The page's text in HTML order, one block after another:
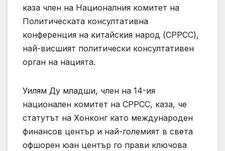
каза член на Националния комитет на
Политическата консултативна
конференция на китайския народ (CPPCC),
най-висшият политически консултативен
орган на нацията.
Уилям Ду младши, член на 14-ия
национален комитет на CPPCC, каза, че
статутът на Хонконг като международен
финансов център и най-големият в света
офшорен юан център го прави ключова